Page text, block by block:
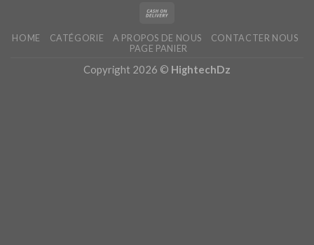
HOME CATÉGORIE A PROPOS DE NOUS
CONTACTER NOUS
PAGE PANIER
Copyright 2026 © HightechDz